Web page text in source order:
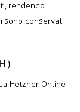
rendendo
sono conservati
Hetzner Online